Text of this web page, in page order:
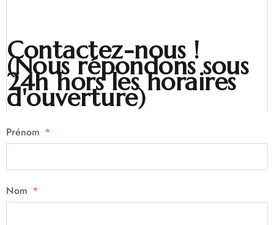
Contactez-nous !
(Nous répondons sous
24h hors les horaires
d'ouverture)
Prénom
Nom